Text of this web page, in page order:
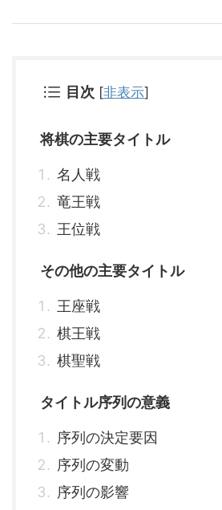
目次 [非表示]
将棋の主要タイトル
名人戦
竜王戦
王位戦
その他の主要タイトル
王座戦
棋王戦
棋聖戦
タイトル序列の意義
序列の決定要因
序列の変動
序列の影響